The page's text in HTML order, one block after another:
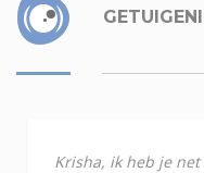
Krisha, ik heb je